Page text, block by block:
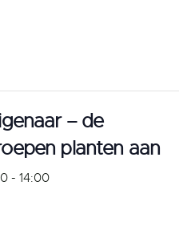
– de
planten aan
- 14:00